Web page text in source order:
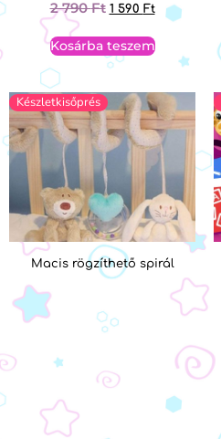
2 790Ft 1 590 Ft
Kosárba teszem
Készletkisőprés
Macis rögzíthető spirál